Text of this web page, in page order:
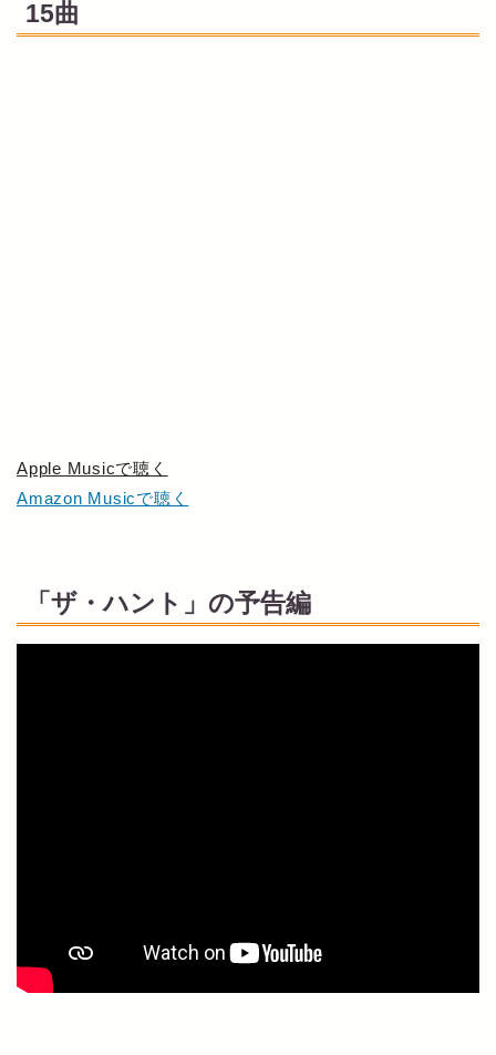
15曲
Apple Musicで聴く
Amazon Musicで聴く
「ザ・ハント」の予告編